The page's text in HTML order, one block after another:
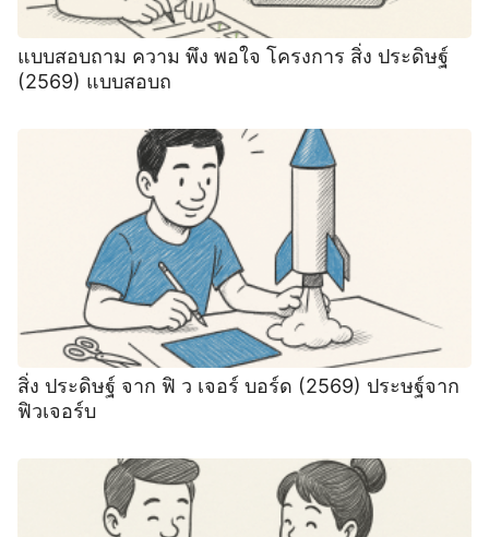
แบบสอบถาม ความ พึง พอใจ โครงการ สิ่ง ประดิษฐ์
(2569) แบบสอบถ
สิ่ง ประดิษฐ์ จาก ฟิ ว เจอร์ บอร์ด (2569) ประษฐ์จาก
ฟิวเจอร์บ